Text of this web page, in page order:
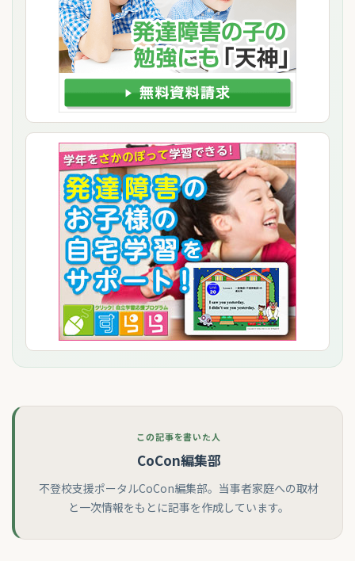
この記事を書いた人
CoCon編集部
不登校支援ポータルCoCon編集部。当事者家庭への取材
と一次情報をもとに記事を作成しています。